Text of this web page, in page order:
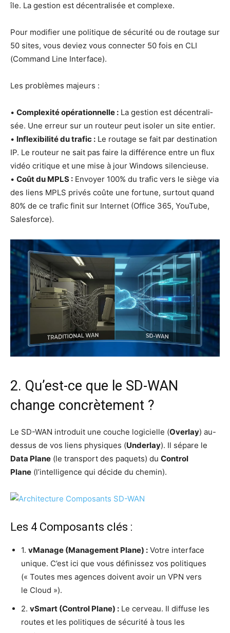
île. La ges­tion est décen­tra­li­sée et complexe.
Pour modi­fier une poli­tique de sécu­ri­té ou de rou­tage sur
50 sites, vous deviez vous connec­ter 50 fois en CLI
(Com­mand Line Inter­face).
Les pro­blèmes majeurs :
• Com­plexi­té opé­ra­tion­nelle : La ges­tion est décen­tra­li­
sée. Une erreur sur un rou­teur peut iso­ler un site entier.
• Inflexi­bi­li­té du tra­fic : Le rou­tage se fait par des­ti­na­tion
IP. Le rou­teur ne sait pas faire la dif­fé­rence entre un flux
vidéo cri­tique et une mise à jour Win­dows silen­cieuse.
• Coût du MPLS : Envoyer 100% du tra­fic vers le siège via
des liens MPLS pri­vés coûte une for­tune, sur­tout quand
80% de ce tra­fic finit sur Inter­net (Office 365, You­Tube,
Salesforce).
2. Qu’est-ce que le SD-WAN
change concrètement ?
Le SD-WAN intro­duit une couche logi­cielle (Over­lay) au-
des­sus de vos liens phy­siques (Under­lay). Il sépare le
Data Plane (le trans­port des paquets) du Control
Plane (l’in­tel­li­gence qui décide du chemin).
Les 4 Composants clés :
1. vMa­nage (Mana­ge­ment Plane) : Votre inter­face
unique. C’est ici que vous défi­nis­sez vos poli­tiques
(« Toutes mes agences doivent avoir un VPN vers
le Cloud »).
2. vSmart (Control Plane) : Le cer­veau. Il dif­fuse les
routes et les poli­tiques de sécu­ri­té à tous les